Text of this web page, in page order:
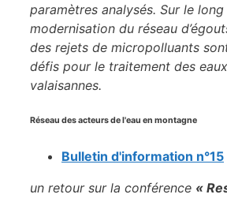
paramètres analysés. Sur le
modernisation du réseau
des rejets de micropolluants
défis pour le traitement des
valaisannes.
Réseau des acteurs de l'eau en montagne
Bulletin d'information n°15
un retour sur la conférence «